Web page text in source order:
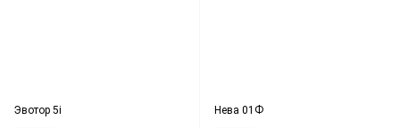
Эвотор 5i Нева 01Ф